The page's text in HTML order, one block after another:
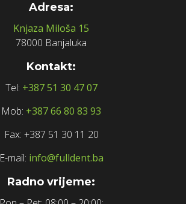
Adresa:
Knjaza Miloša 15
78000 Banjaluka
Kontakt:
Tel: +387 51 30 47 07
Mob: +387 66 80 83 93
Fax: +387 51 30 11 20
E-mail: info@fulldent.ba
Radno vrijeme: